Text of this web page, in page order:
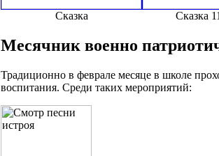
Сказка Сказка
Месячник военно
Традиционно в феврале месяце в школе
воспитания. Среди таких мероприятий: